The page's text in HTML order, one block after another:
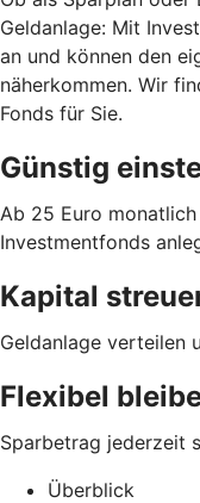
Geldanlage: Mit
an und können den
näherkommen. Wir
Fonds für Sie.
Günstig
Ab 25 Euro
Investmentfonds
Kapital
Geldanlage verteilen
Flexibel
Sparbetrag jederzeit
Überblick